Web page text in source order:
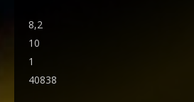
8,2
10
1
40838